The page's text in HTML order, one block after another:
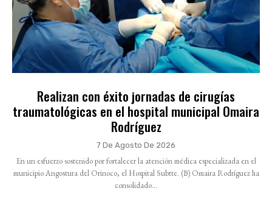
Realizan con éxito jornadas de cirugías
traumatológicas en el hospital municipal Omaira
Rodríguez
7 De Agosto De 2026
En un esfuerzo sostenido por fortalecer la atención médica especializada en el
municipio Angostura del Orinoco, el Hospital Subtte. (B) Omaira Rodríguez ha
consolidado...